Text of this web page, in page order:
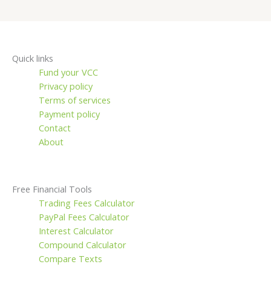
Quick links
Fund your VCC
Privacy policy
Terms of services
Payment policy
Contact
About
Free Financial Tools
Trading Fees Calculator
PayPal Fees Calculator
Interest Calculator
Compound Calculator
Compare Texts